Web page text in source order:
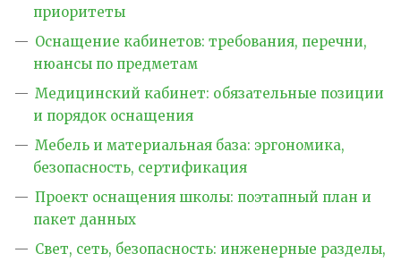
приоритеты
Оснащение кабинетов: требования, перечни,
нюансы по предметам
Медицинский кабинет: обязательные позиции
и порядок оснащения
Мебель и материальная база: эргономика,
безопасность, сертификация
Проект оснащения школы: поэтапный план и
пакет данных
Свет, сеть, безопасность: инженерные разделы,